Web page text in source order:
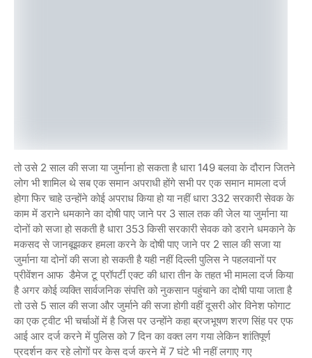
तो उसे 2 साल की सजा या जुर्माना हो सकता है धारा 149 बलवा के दौरान जितने
लोग भी शामिल थे सब एक समान अपराधी होंगे सभी पर एक समान मामला दर्ज
होगा फिर चाहे उन्होंने कोई अपराध किया हो या नहीं धारा 332 सरकारी सेवक के
काम में डराने धमकाने का दोषी पाए जाने पर 3 साल तक की जेल या जुर्माना या
दोनों को सजा हो सकती है धारा 353 किसी सरकारी सेवक को डराने धमकाने के
मकसद से जानबूझकर हमला करने के दोषी पाए जाने पर 2 साल की सजा या
जुर्माना या दोनों की सजा हो सकती है यही नहीं दिल्ली पुलिस ने पहलवानों पर
प्रीवेंशन आफ डैमेज टू प्रॉपर्टी एक्ट की धारा तीन के तहत भी मामला दर्ज किया
है अगर कोई व्यक्ति सार्वजनिक संपत्ति को नुकसान पहुंचाने का दोषी पाया जाता है
तो उसे 5 साल की सजा और जुर्माने की सजा होगी वहीं दूसरी ओर विनेश फोगाट
का एक ट्वीट भी चर्चाओं में है जिस पर उन्होंने कहा ब्रजभूषण शरण सिंह पर एफ
आई आर दर्ज करने में पुलिस को 7 दिन का वक्त लग गया लेकिन शांतिपूर्ण
प्रदर्शन कर रहे लोगों पर केस दर्ज करने में 7 घंटे भी नहीं लगाए गए